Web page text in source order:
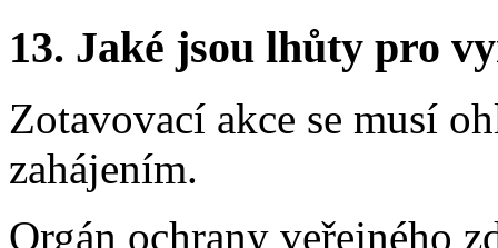
13. Jaké jsou lhůty pro
Zotavovací akce se musí
zahájením.
Orgán ochrany veřejného